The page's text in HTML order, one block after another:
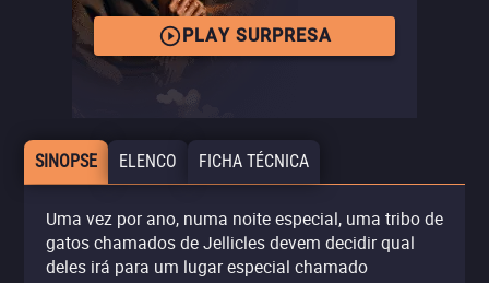
PLAY SURPRESA
SINOPSE ELENCO FICHA TÉCNICA
Uma vez por ano, numa noite especial, uma tribo de
gatos chamados de Jellicles devem decidir qual
deles irá para um lugar especial chamado